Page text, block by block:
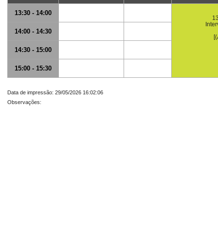
13:30 - 14:00
14:00 - 14:30
14:30 - 15:00
15:00 - 15:30
Data de impressão: 29/05/2026 16:02:06
Observações: